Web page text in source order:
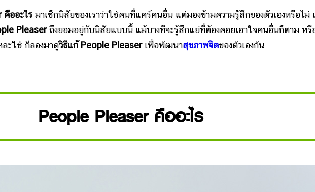
ออะไร มาเช็กนิสัยของเราว่าใช่คนที่แคร์คนอื่น แต่มองข้ามความรู้สึกของตัวเองหรือไม่
Pleaser ถึงยอมอยู่กับนิสัยแบบนี้ แม้บางทีจะรู้สึกแย่ที่ต้องคอยเอาใจคนอื่นก็ตาม หรื
ละใช่ ก็ลองมาดูวิธีแก้ People Pleaser เพื่อพัฒนาสุขภาพจิตของตัวเองกัน
People Pleaser คืออะไร